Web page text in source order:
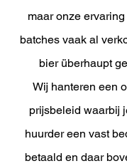
maar onze
batches vaak al
bier überhaupt
Wij hanteren een
prijsbeleid waarbij
huurder een vast
betaald en daar